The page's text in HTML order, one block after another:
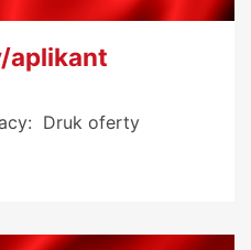
aplikant
Druk oferty